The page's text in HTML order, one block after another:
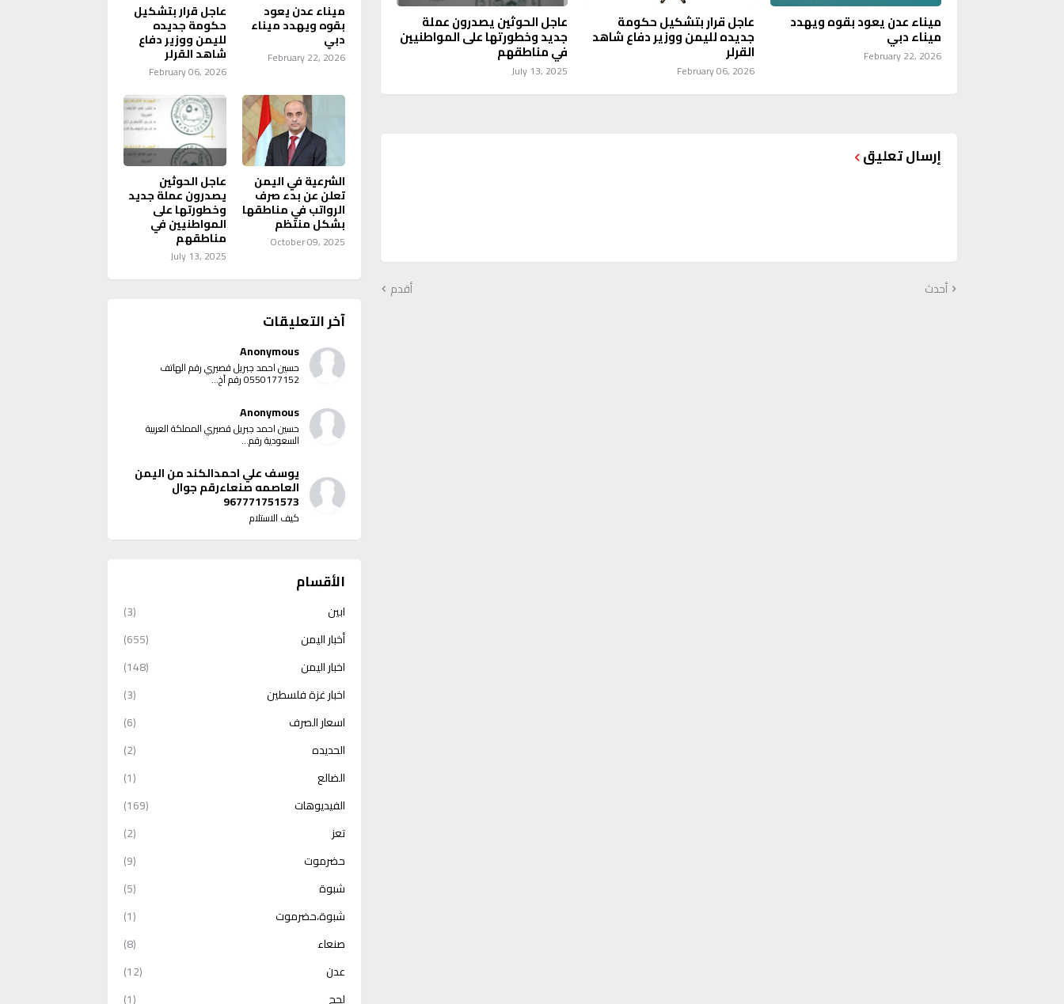
ميناء عدن يعود بقوه ويهدد
ميناء دبي
February 22, 2026
عاجل قرار بتشكيل حكومة
جديده لليمن ووزير دفاع شاهد
القرلر
February 06, 2026
عاجل الحوثين يصدرون عملة
جديد وخطورتها على المواطنيين
في مناطقهم
July 13, 2025
إرسال تعليق
أحدث أقدم
ميناء عدن يعود
بقوه ويهدد ميناء
دبي
February 22, 2026
عاجل قرار بتشكيل
حكومة جديده
لليمن ووزير دفاع
شاهد القرلر
February 06, 2026
الشرعية في اليمن
تعلن عن بدء صرف
الرواتب في مناطقها
بشكل منتظم
October 09, 2025
عاجل الحوثين
يصدرون عملة جديد
وخطورتها على
المواطنيين في
مناطقهم
July 13, 2025
آخر التعليقات
Anonymous
حسين احمد جبريل قصيري رقم الهاتف
0550177152 رقم آخ...
Anonymous
حسين احمد جبريل قصيري المملكة العربية
السعودية رقم...
يوسف علي احمدالكند من اليمن
العاصمه صنعاءرقم جوال
967771751573
كيف الاستلام
الأقسام
ابين
(3)
أخبار اليمن
(655)
اخبار اليمن
(148)
اخبار غزة فلسطين
(3)
اسعار الصرف
(6)
الحديده
(2)
الضالع
(1)
الفيديوهات
(169)
تعز
(2)
حضرموت
(9)
شبوة
(5)
شبوة،حضرموت
(1)
صنعاء
(8)
عدن
(12)
لحج
(1)